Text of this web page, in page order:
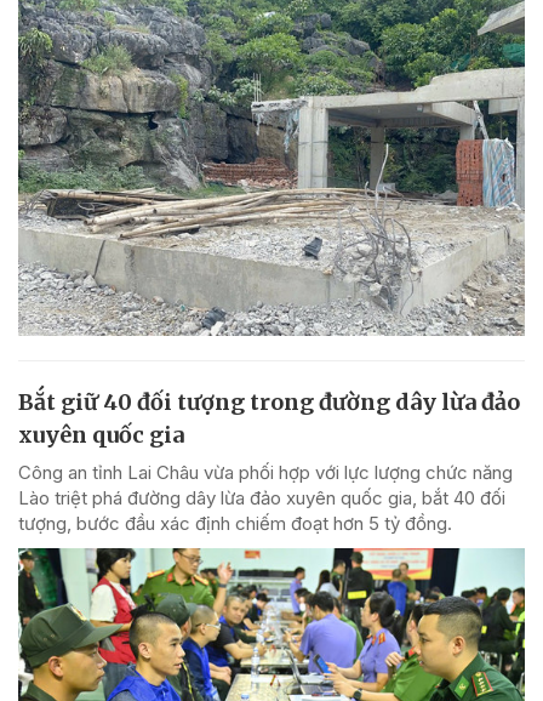
Bắt giữ 40 đối tượng trong đường dây lừa đảo
xuyên quốc gia
Công an tỉnh Lai Châu vừa phối hợp với lực lượng chức năng
Lào triệt phá đường dây lừa đảo xuyên quốc gia, bắt 40 đối
tượng, bước đầu xác định chiếm đoạt hơn 5 tỷ đồng.